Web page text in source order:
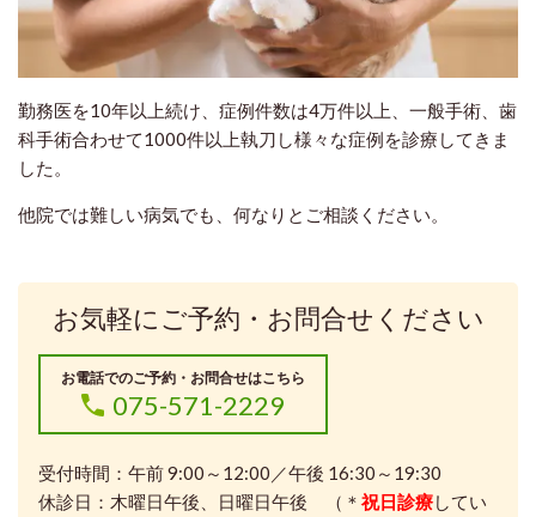
勤務医を10年以上続け、症例件数は4万件以上、一般手術、歯
科手術合わせて1000件以上執刀し様々な症例を診療してきま
した。
他院では難しい病気でも、何なりとご相談ください。
お気軽にご予約・お問合せください
お電話でのご予約・お問合せはこちら
075-571-2229
受付時間：午前 9:00～12:00／午後 16:30～19:30
休診日：木曜日午後、日曜日午後 （＊ 祝日診療してい